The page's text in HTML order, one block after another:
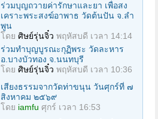
ร่วมบุญถวายค่ารักษาและยา เพื่อสง
เคราะพระสงฆ์อาพาธ วัดต้นปัน จ.ลํา
พูน
โดย ศิษย์รุ่นจิ๋ว พฤหัสบดี เวลา 14:14
ร่วมทําบุญบูรณะกุฏิพระ วัดละหาร
อ.บางบัวทอง จ.นนทบุรี
โดย ศิษย์รุ่นจิ๋ว พฤหัสบดี เวลา 10:36
เสียงธรรมจากวัดท่าขนุน วันศุกร์ที่ ๗
สิงหาคม ๒๕๖๙
โดย iamfu ศุกร์ เวลา 16:53